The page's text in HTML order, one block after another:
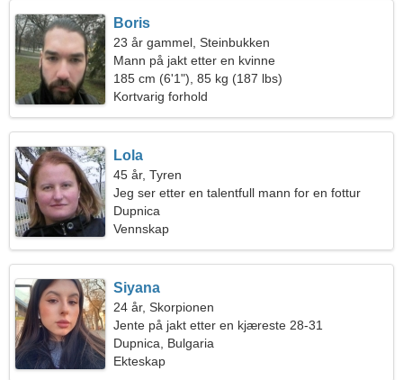
Boris
23 år gammel, Steinbukken
Mann på jakt etter en kvinne
185 cm (6'1"), 85 kg (187 lbs)
Kortvarig forhold
Lola
45 år, Tyren
Jeg ser etter en talentfull mann for en fottur
Dupnica
Vennskap
Siyana
24 år, Skorpionen
Jente på jakt etter en kjæreste 28-31
Dupnica, Bulgaria
Ekteskap